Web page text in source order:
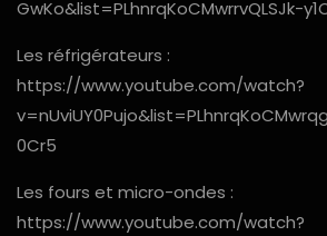
GwKo&list=PLhnrqKoCMwrrvQLSJk-
Les réfrigérateurs :
https://www.youtube.com/watch?
0Cr5
Les fours et micro-ondes :
https://www.youtube.com/watch?